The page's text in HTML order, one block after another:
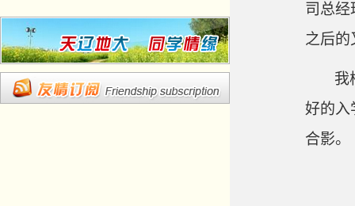
司总经
之后
我
好的入
合影。